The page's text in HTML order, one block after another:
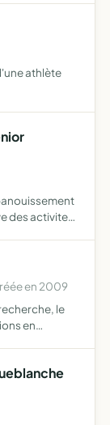
athlète
des activites
en 2009
le
en